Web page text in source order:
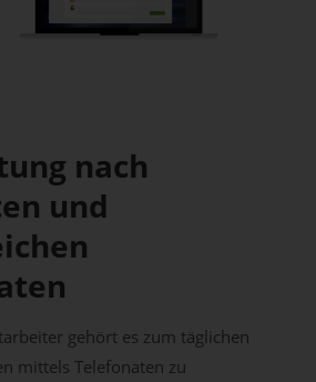
nach
und
gehört es zum täglichen
mittels Telefonaten zu